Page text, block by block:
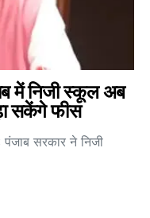
में निजी स्कूल अब
सकेंगे फीस
सरकार ने निजी